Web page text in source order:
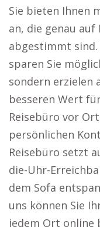
Sie bieten Ihnen
an, die genau
abgestimmt
sparen Sie
sondern erzielen
besseren Wert
Reisebüro vor
persönlichen
Reisebüro setzt
die-Uhr-
dem Sofa
uns können Sie
jedem Ort online